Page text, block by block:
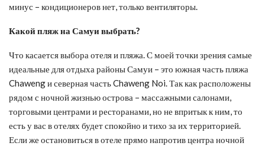
минус – кондиционеров нет, только вентиляторы.
Какой пляж на Самуи выбрать?
Что касается выбора отеля и пляжа. С моей точки зрения самые
идеальные для отдыха районы Самуи – это южная часть пляжа
Chaweng и северная часть Chaweng Noi. Так как расположены
рядом с ночной жизнью острова – массажными салонами,
торговыми центрами и ресторанами, но не впритык к ним, то
есть у вас в отелях будет спокойно и тихо за их территорией.
Если же остановиться в отеле прямо напротив центра ночной